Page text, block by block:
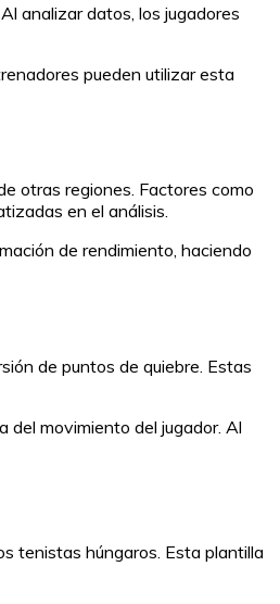
analizar datos, los jugadores
pueden utilizar esta
otras regiones. Factores como
en el análisis.
de rendimiento, haciendo
de puntos de quiebre. Estas
del movimiento del jugador. Al
tenistas húngaros. Esta plantilla